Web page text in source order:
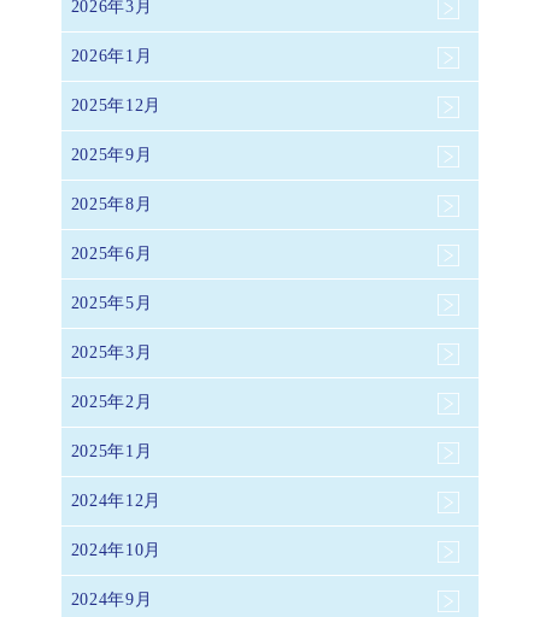
2026年3月
2026年1月
2025年12月
2025年9月
2025年8月
2025年6月
2025年5月
2025年3月
2025年2月
2025年1月
2024年12月
2024年10月
2024年9月